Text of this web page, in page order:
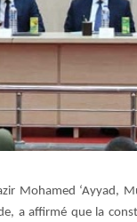
Mohamed ‘Ayyad,
a affirmé que la